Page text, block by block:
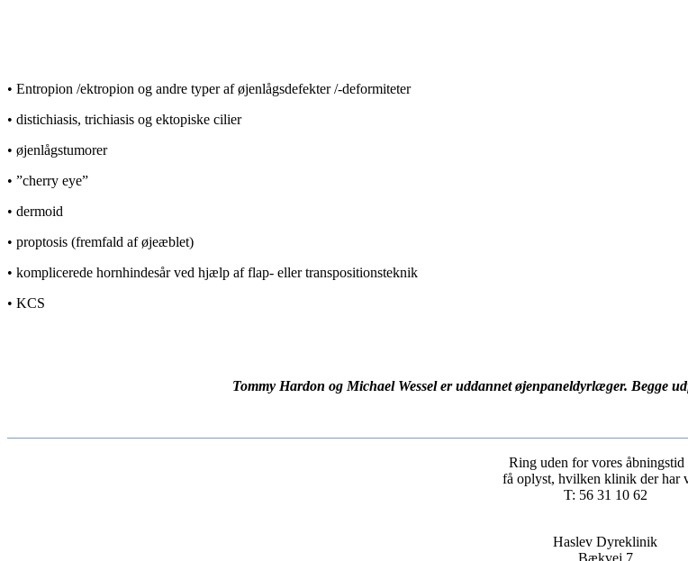
• Entropion /ektropion og andre typer af øjenlågsdefekter /-deformiteter
• distichiasis, trichiasis og ektopiske cilier
• øjenlågstumorer
• ”cherry eye”
• dermoid
• proptosis (fremfald af øjeæblet)
• komplicerede hornhindesår ved hjælp af flap- eller transpositionsteknik
• KCS
Tommy Hardon og Michael Wessel er uddannet øjenpaneldyrlæger. Begge
Ring uden for vores åbningstid
få oplyst, hvilken klinik der har
T: 56 31 10 62
Haslev Dyreklinik
Bækvej 7